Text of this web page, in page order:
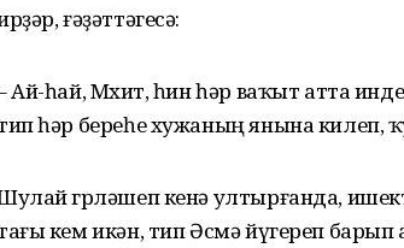
ғәҙәттәгесә:
Ай-һай, Мөхит, һин һәр ваҡыт атта
һәр береһе хужаның янына
гөрләшеп кенә ултырғанда,
кем икән, тип Әсмә йүгереп